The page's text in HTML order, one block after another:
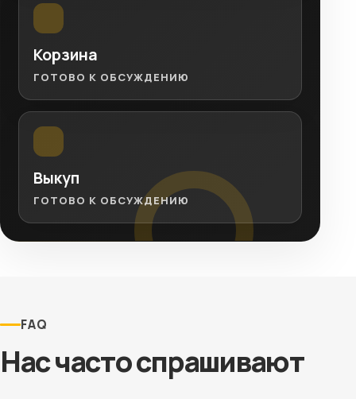
Корзина
ГОТОВО К ОБСУЖДЕНИЮ
Выкуп
ГОТОВО К ОБСУЖДЕНИЮ
FAQ
Нас часто спрашивают